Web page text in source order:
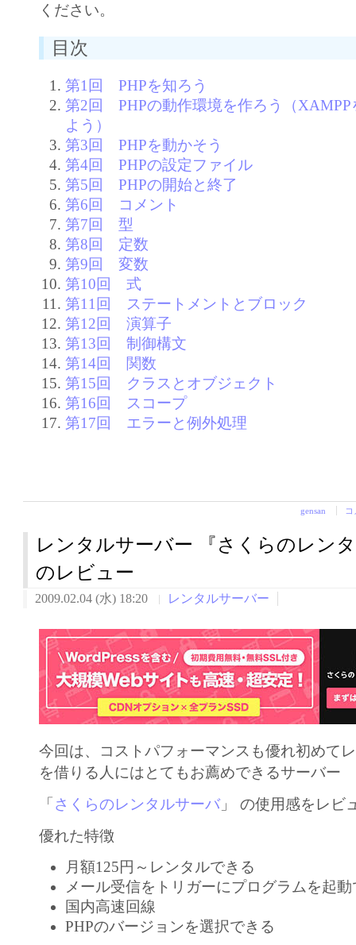
ください。
目次
第1回 PHPを知ろう
第2回 PHPの動作環境を作ろう（XAMPP
よう）
第3回 PHPを動かそう
第4回 PHPの設定ファイル
第5回 PHPの開始と終了
第6回 コメント
第7回 型
第8回 定数
第9回 変数
第10回 式
第11回 ステートメントとブロック
第12回 演算子
第13回 制御構文
第14回 関数
第15回 クラスとオブジェクト
第16回 スコープ
第17回 エラーと例外処理
gensan
レンタルサーバー 『さくらのレン
のレビュー
2009.02.04 (水) 18:20 レンタルサーバー
今回は、コストパフォーマンスも優れ初めて
を借りる人にはとてもお薦めできるサーバー
「 さくらのレンタルサーバ」 の使用感をレビ
優れた特徴
月額125円～レンタルできる
メール受信をトリガーにプログラムを起
国内高速回線
PHPのバージョンを選択できる